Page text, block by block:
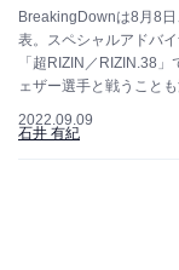
BreakingDownは8月8
表。スペシャルアドバ
「超RIZIN／RIZIN.38
ェザー選手と戦うこと
2022.09.09
石井 有紀